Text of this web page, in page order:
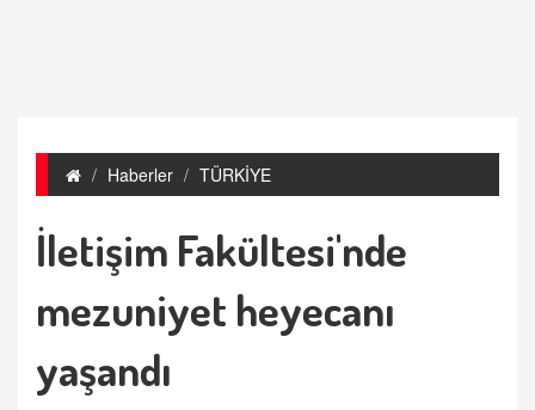
Haberler TÜRKİYE
İletişim Fakültesi'nde
mezuniyet heyecanı
yaşandı